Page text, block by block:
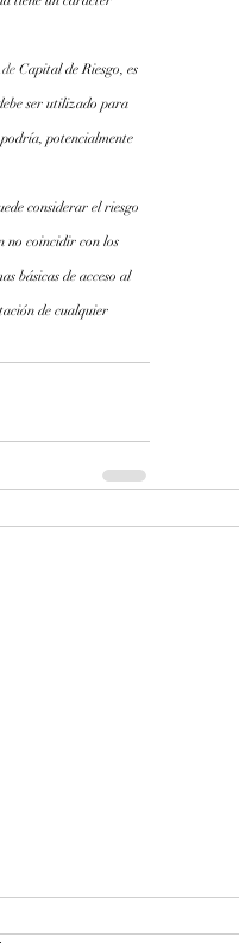
Capital de Riesgo, es
ser utilizado para
potencialmente
considerar el riesgo
no coincidir con los
básicas de acceso al
de cualquier